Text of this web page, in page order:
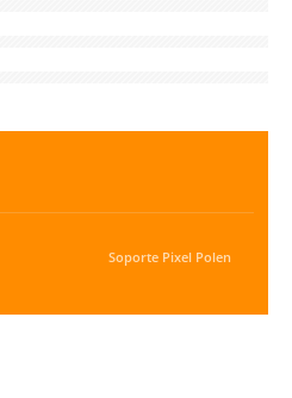
Soporte Pixel Polen